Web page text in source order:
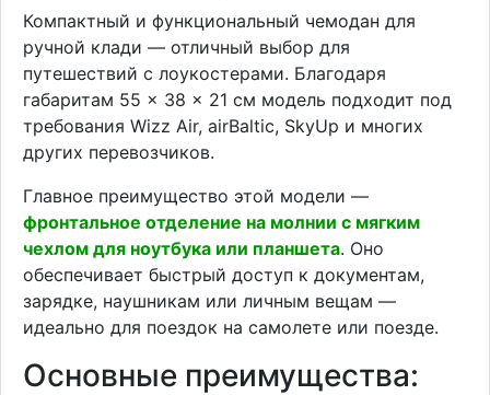
Компактный и функциональный чемодан для
ручной клади — отличный выбор для
путешествий с лоукостерами. Благодаря
габаритам 55 × 38 × 21 см модель подходит под
требования Wizz Air, airBaltic, SkyUp и многих
других перевозчиков.
Главное преимущество этой модели —
фронтальное отделение на молнии с мягким
чехлом для ноутбука или планшета. Оно
обеспечивает быстрый доступ к документам,
зарядке, наушникам или личным вещам —
идеально для поездок на самолете или поезде.
Основные преимущества: